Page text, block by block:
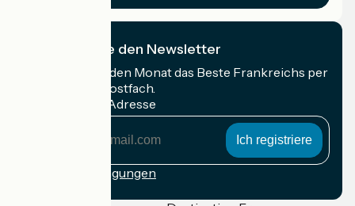
Ich abonniere den Newsletter
Erhalten Sie jeden Monat das Beste Frankreichs per
Rad in Ihrem Postfach.
Meine E-Mail-Adresse
Anmeldebedingungen